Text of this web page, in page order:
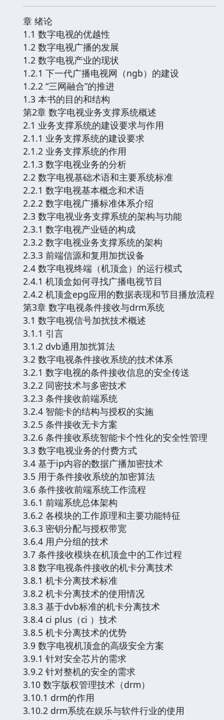
章 绪论
1.1 数字电视的优越性
1.2 数字电视广播的发展
1.2 数字电视产业的现状
1.2.1 下一代广播电视网（ngb）的建设
1.2.2 “三网融合”的推进
1.3 本书的目的和结构
第2章 数字电视业务支撑系统概述
2.1 业务支撑系统的建设要求与作用
2.1.1 业务支撑系统的建设要求
2.1.2 业务支撑系统的作用
2.1.3 数字电视业务的分析
2.2 数字电视基础术语和主要系统标准
2.2.1 数字电视基本概念和术语
2.2.2 数字电视广播标准体系介绍
2.3 数字电视业务支撑系统的架构与功能
2.3.1 数字电视产业链的构成
2.3.2 数字电视业务支撑系统的架构
2.3.3 前端信源和复用加扰设备
2.4 数字电视终端（机顶盒）的运行模式
2.4.1 机顶盒如何寻找广播电视节目
2.4.2 机顶盒epg应用的数据表现和节目播放流程
第3章 数字电视条件接收与drm系统
3.1 数字电视信号加扰技术概述
3.1.1 引言
3.1.2 dvb通用加扰算法
3.2 数字电视条件接收系统的技术体系
3.2.1 数字电视的条件接收信息的安全传送
3.2.2 同密技术与多密技术
3.2.3 条件接收前端系统
3.2.4 智能卡的结构与授权的实施
3.2.5 条件接收无卡方案
3.2.6 条件接收系统智能卡个性化的安全性管理
3.3 数字电视业务的付费方式
3.4 基于ip内容的数据广播加密技术
3.5 用于条件接收系统的加密算法
3.6 条件接收前端系统工作流程
3.6.1 前端系统总体架构
3.6.2 各模块的工作原理和主要功能特征
3.6.3 密钥分配与授权带宽
3.6.4 用户分组的技术
3.7 条件接收模块在机顶盒中的工作过程
3.8 数字电视条件接收的机卡分离技术
3.8.1 机卡分离技术标准
3.8.2 机卡分离技术的使用情况
3.8.3 基于dvb标准的机卡分离技术
3.8.4 ci plus（ci ）技术
3.8.5 机卡分离技术的优势
3.9 数字电视机顶盒的高级安全方案
3.9.1 针对安全芯片的需求
3.9.2 针对整机的安全的需求
3.10 数字版权管理技术（drm）
3.10.1 drm的作用
3.10.2 drm系统在娱乐与软件行业的使用